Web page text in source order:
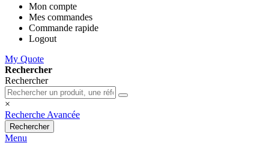
Mon compte
Mes commandes
Commande rapide
Logout
My Quote
Rechercher
Rechercher
×
Recherche Avancée
Rechercher
Menu